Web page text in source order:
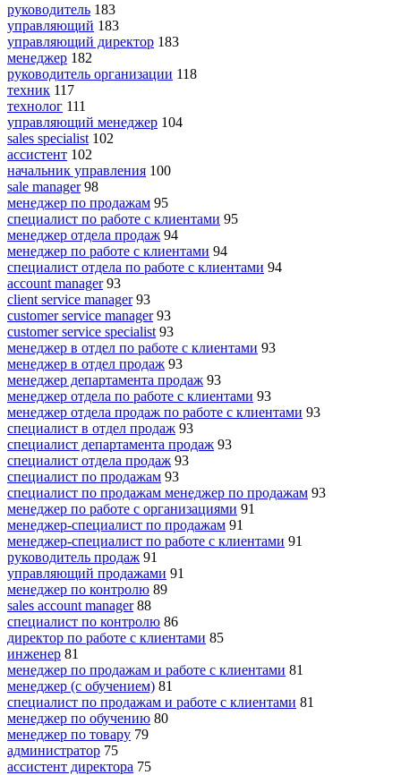
руководитель 183
управляющий 183
управляющий директор 183
менеджер 182
руководитель организации 118
техник 117
технолог 111
управляющий менеджер 104
sales specialist 102
ассистент 102
начальник управления 100
sale manager 98
менеджер по продажам 95
специалист по работе с клиентами 95
менеджер отдела продаж 94
менеджер по работе с клиентами 94
специалист отдела по работе с клиентами 94
account manager 93
client service manager 93
customer service manager 93
customer service specialist 93
менеджер в отдел по работе с клиентами 93
менеджер в отдел продаж 93
менеджер департамента продаж 93
менеджер отдела по работе с клиентами 93
менеджер отдела продаж по работе с клиентами 93
специалист в отдел продаж 93
специалист департамента продаж 93
специалист отдела продаж 93
специалист по продажам 93
специалист по продажам менеджер по продажам 93
менеджер по работе с организациями 91
менеджер-специалист по продажам 91
менеджер-специалист по работе с клиентами 91
руководитель продаж 91
управляющий продажами 91
менеджер по контролю 89
sales account manager 88
специалист по контролю 86
директор по работе с клиентами 85
инженер 81
менеджер по продажам и работе с клиентами 81
менеджер (с обучением) 81
специалист по продажам и работе с клиентами 81
менеджер по обучению 80
менеджер по товару 79
администратор 75
ассистент директора 75